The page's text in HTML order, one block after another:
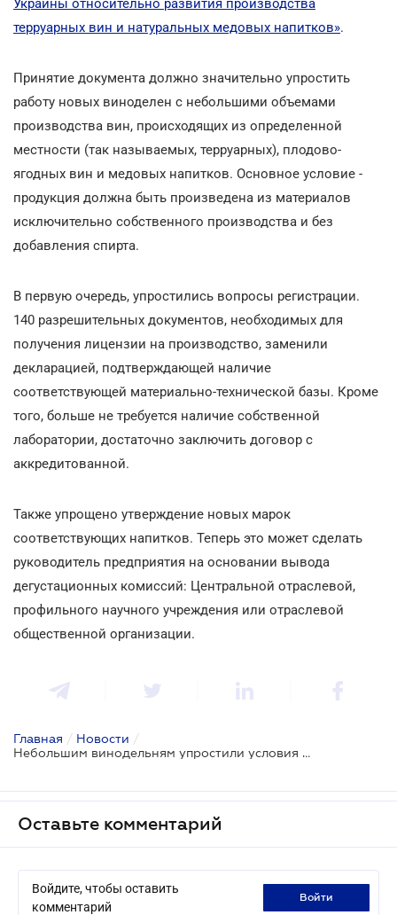
Украины относительно развития производства
терруарных вин и натуральных медовых напитков».
Принятие документа должно значительно упростить
работу новых виноделен с небольшими объемами
производства вин, происходящих из определенной
местности (так называемых, терруарных), плодово-
ягодных вин и медовых напитков. Основное условие -
продукция должна быть произведена из материалов
исключительно собственного производства и без
добавления спирта.
В первую очередь, упростились вопросы регистрации.
140 разрешительных документов, необходимых для
получения лицензии на производство, заменили
декларацией, подтверждающей наличие
соответствующей материально-технической базы. Кроме
того, больше не требуется наличие собственной
лаборатории, достаточно заключить договор с
аккредитованной.
Также упрощено утверждение новых марок
соответствующих напитков. Теперь это может сделать
руководитель предприятия на основании вывода
дегустационных комиссий: Центральной отраслевой,
профильного научного учреждения или отраслевой
общественной организации.
Главная / Новости /
Небольшим винодельням упростили условия регистрации
Оставьте комментарий
Войдите, чтобы оставить
комментарий
войти